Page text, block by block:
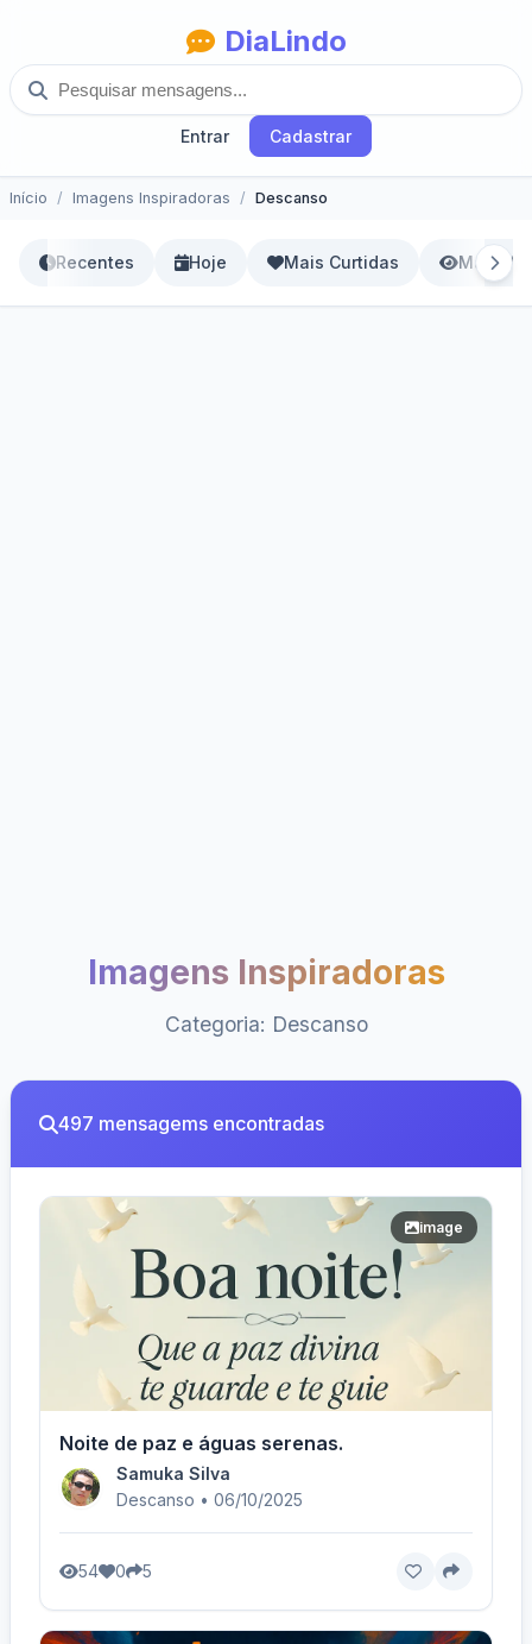
DiaLindo
Entrar Cadastrar
Início Imagens Inspiradoras Descanso
Recentes Hoje Mais Curtidas Mais
Imagens Inspiradoras
Categoria: Descanso
497 mensagems encontradas
image
Noite de paz e águas serenas.
Samuka Silva
Descanso • 06/10/2025
54 0 5